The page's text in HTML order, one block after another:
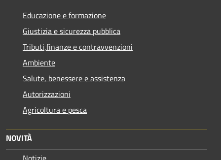
Educazione e formazione
Giustizia e sicurezza pubblica
Tributi,finanze e contravvenzioni
Ambiente
Salute, benessere e assistenza
Autorizzazioni
Agricoltura e pesca
NOVITÀ